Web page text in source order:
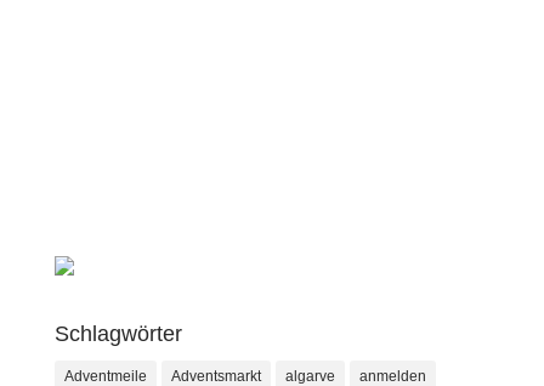
Schlagwörter
Adventmeile Adventsmarkt algarve anmelden